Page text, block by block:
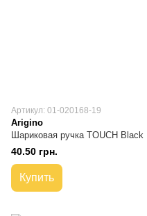
Артикул: 01-020168-19
Arigino
Шариковая ручка TOUCH Black
40.50 грн.
Купить